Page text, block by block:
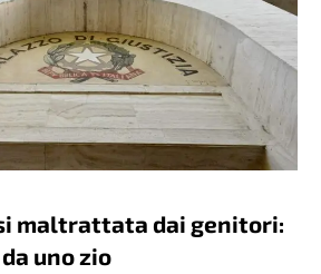
maltrattata dai genitori:
uno zio